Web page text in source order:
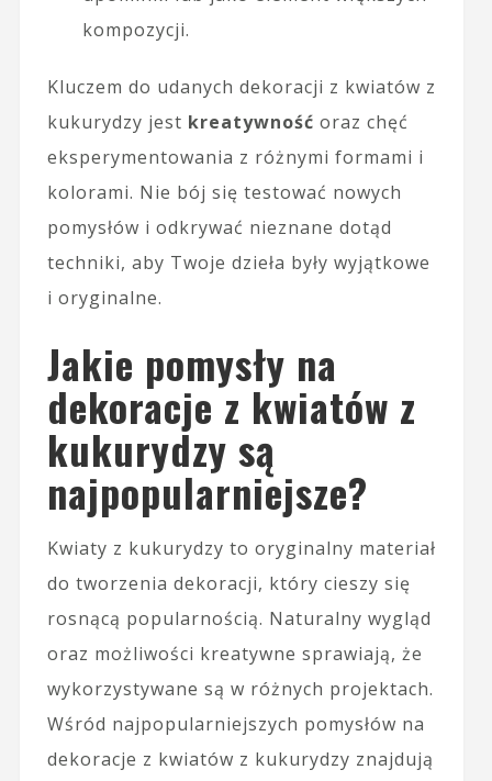
kompozycji.
Kluczem do udanych dekoracji z kwiatów z
kukurydzy jest kreatywność oraz chęć
eksperymentowania z różnymi formami i
kolorami. Nie bój się testować nowych
pomysłów i odkrywać nieznane dotąd
techniki, aby Twoje dzieła były wyjątkowe
i oryginalne.
Jakie pomysły na
dekoracje z kwiatów z
kukurydzy są
najpopularniejsze?
Kwiaty z kukurydzy to oryginalny materiał
do tworzenia dekoracji, który cieszy się
rosnącą popularnością. Naturalny wygląd
oraz możliwości kreatywne sprawiają, że
wykorzystywane są w różnych projektach.
Wśród najpopularniejszych pomysłów na
dekoracje z kwiatów z kukurydzy znajdują